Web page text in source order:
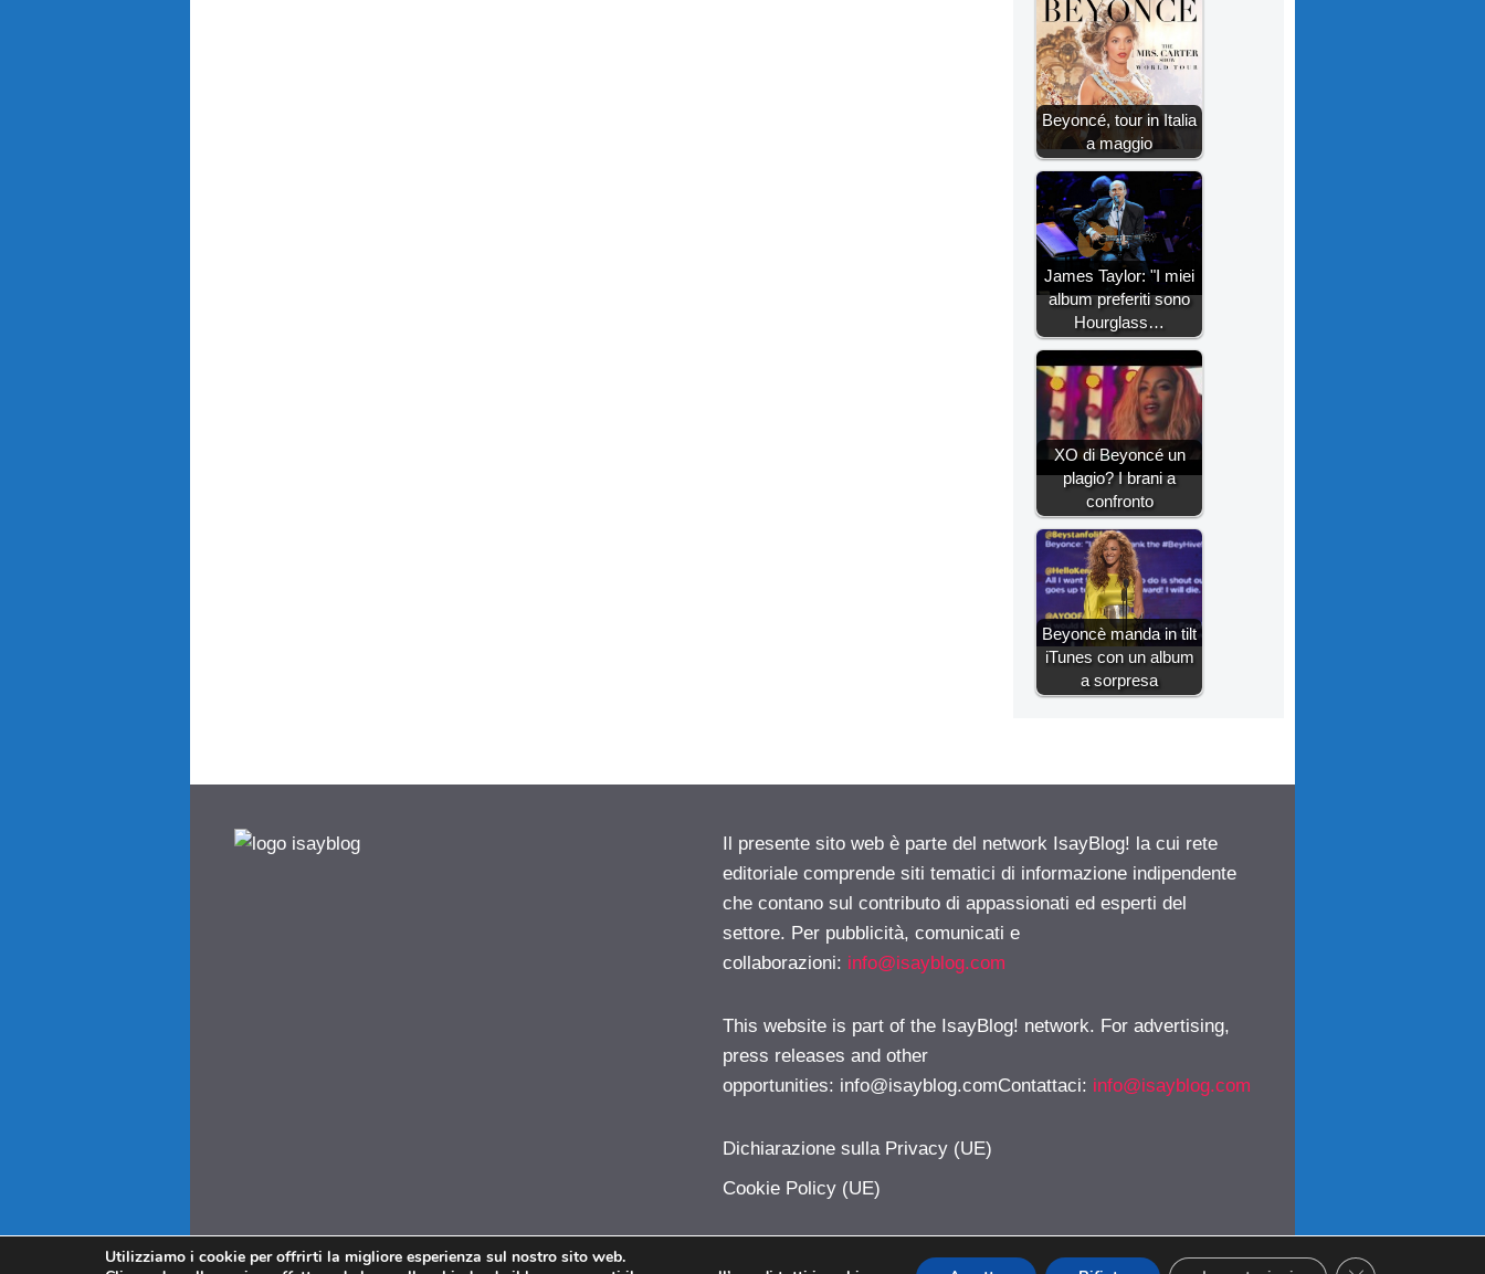
Beyoncé, tour in Italia
a maggio
James Taylor: "I miei
album preferiti sono
Hourglass…
XO di Beyoncé un
plagio? I brani a
confronto
Beyoncè manda in tilt
iTunes con un album
a sorpresa
Il presente sito web è parte del network IsayBlog! la cui rete
editoriale comprende siti tematici di informazione indipendente
che contano sul contributo di appassionati ed esperti del
settore. Per pubblicità, comunicati e
collaborazioni: info@isayblog.com
This website is part of the IsayBlog! network. For advertising,
press releases and other
opportunities: info@isayblog.comContattaci: info@isayblog.com
Dichiarazione sulla Privacy (UE)
Cookie Policy (UE)
Utilizziamo i cookie per offrirti la migliore esperienza sul nostro sito web.